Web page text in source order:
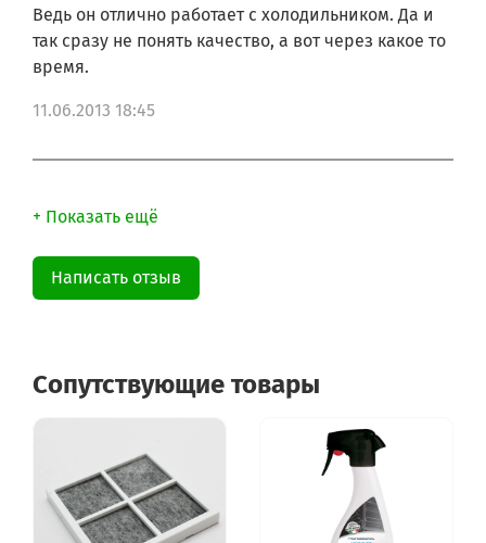
Ведь он отлично работает с холодильником. Да и
так сразу не понять качество, а вот через какое то
время.
11.06.2013 18:45
+ Показать ещё
Написать отзыв
Сопутствующие товары